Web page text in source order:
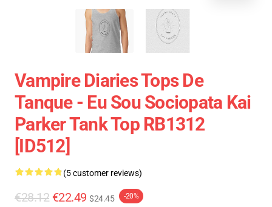
Vampire Diaries Tops De
Tanque - Eu Sou Sociopata Kai
Parker Tank Top RB1312
[ID512]
(5 customer reviews)
€28.12 €22.49 $24.45 -20%